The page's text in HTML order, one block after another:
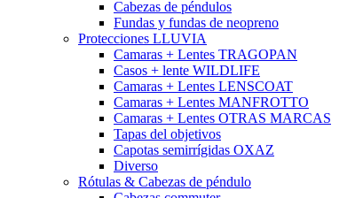
Cabezas de péndulos
Fundas y fundas de neopreno
Protecciones LLUVIA
Camaras + Lentes TRAGOPAN
Casos + lente WILDLIFE
Camaras + Lentes LENSCOAT
Camaras + Lentes MANFROTTO
Camaras + Lentes OTRAS MARCAS
Tapas del objetivos
Capotas semirrígidas OXAZ
Diverso
Rótulas & Cabezas de péndulo